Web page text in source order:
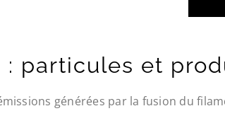
particules et
générées par la fusion du